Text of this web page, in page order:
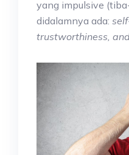
yang impulsive
didalamnya ada:
trustworthiness,